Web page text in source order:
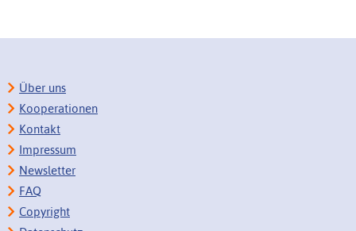
Über uns
Kooperationen
Kontakt
Impressum
Newsletter
FAQ
Copyright